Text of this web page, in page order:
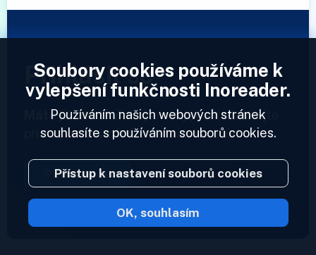
Přihlásit se
Máte již účet?Zadejte svůj profil a získejte
přístup ke svým informačním kanálům.
Přihlásit se
2023 © Inoreader
Soubory cookies používáme k
vylepšení funkčnosti Inoreader.
Používáním našich webových stránek
souhlasíte s používáním souborů cookies.
Přístup k nastavení souborů cookies
OK, souhlasím